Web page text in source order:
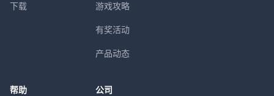
下载 游戏攻略
有奖活动
产品动态
帮助 公司